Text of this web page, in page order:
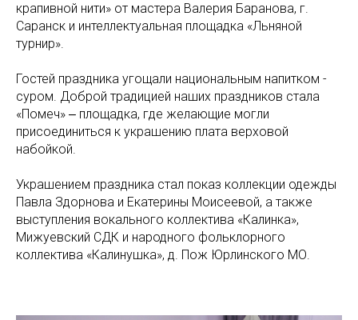
крапивной нити» от мастера Валерия Баранова, г.
Саранск и интеллектуальная площадка «Льняной
турнир».
Гостей праздника угощали национальным напитком -
суром. Доброй традицией наших праздников стала
«Помеч» ‒ площадка, где желающие могли
присоединиться к украшению плата верховой
набойкой.
Украшением праздника стал показ коллекции одежды
Павла Здорнова и Екатерины Моисеевой, а также
выступления вокального коллектива «Калинка»,
Мижуевский СДК и народного фольклорного
коллектива «Калинушка», д. Пож Юрлинского МО.